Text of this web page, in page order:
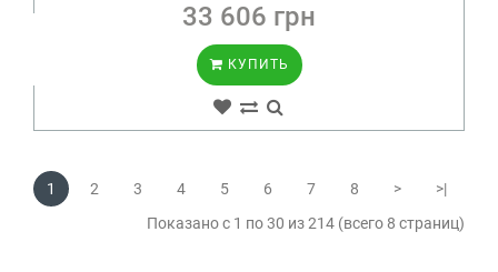
33 606 грн
КУПИТЬ
1 2 3 4 5 6 7 8 >
>|
Показано с 1 по 30 из 214 (всего 8 страниц)